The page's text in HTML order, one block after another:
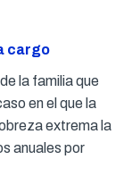
cargo
la familia que
en el que la
extrema la
anuales por